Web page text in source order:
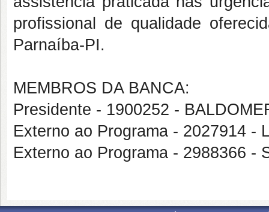
profissional de qualidade
Parnaíba-PI.
MEMBROS DA BANCA:
Presidente - 1900252 -
Externo ao Programa - 2027914 -
Externo ao Programa - 2988366 -